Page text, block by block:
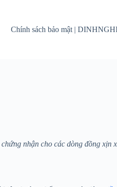
Chính sách bảo mật |
nhận cho các dòng đồng